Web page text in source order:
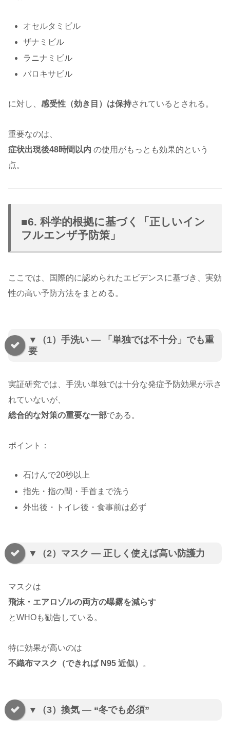
オセルタミビル
ザナミビル
ラニナミビル
バロキサビル
に対し、 感受性（効き目）は保持されているとされる。
重要なのは、
症状出現後48時間以内 の使用がもっとも効果的という
点。
■6. 科学的根拠に基づく「正しいイン
フルエンザ予防策」
ここでは、国際的に認められたエビデンスに基づき、実効
性の高い予防方法をまとめる。
▼（1）手洗い ― 「単独では不十分」でも重
要
実証研究では、手洗い単独では十分な発症予防効果が示さ
れていないが、
総合的な対策の重要な一部である。
ポイント：
石けんで20秒以上
指先・指の間・手首まで洗う
外出後・トイレ後・食事前は必ず
▼（2）マスク ― 正しく使えば高い防護力
マスクは
飛沫・エアロゾルの両方の曝露を減らす
とWHOも勧告している。
特に効果が高いのは
不織布マスク（できれば N95 近似）
。
▼（3）換気 ― “冬でも必須”